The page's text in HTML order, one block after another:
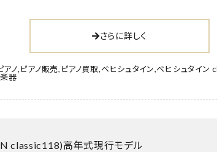
さらに詳しく
アノ,ピアノ販売, ピアノ買取,ベヒシュタイン,ベヒシュタイン
器
classic118)高年式現行モデル